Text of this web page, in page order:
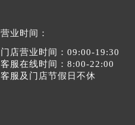
营业时间：
门店营业时间：09:00-19:30
客服在线时间：8:00-22:00
客服及门店节假日不休